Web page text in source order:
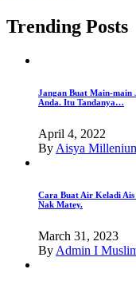
Trending Posts
Jangan Buat Main-main
Anda. Itu Tandanya…
April 4, 2022
By Aisya
Cara Buat Air Keladi
Nak Matey.
March 31, 2023
By Admin I